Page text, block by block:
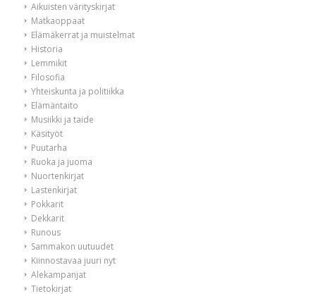
Aikuisten värityskirjat
Matkaoppaat
Elämäkerrat ja muistelmat
Historia
Lemmikit
Filosofia
Yhteiskunta ja politiikka
Elämäntaito
Musiikki ja taide
Käsityöt
Puutarha
Ruoka ja juoma
Nuortenkirjat
Lastenkirjat
Pokkarit
Dekkarit
Runous
Sammakon uutuudet
Kiinnostavaa juuri nyt
Alekampanjat
Tietokirjat